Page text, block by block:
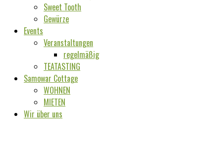
Sweet Tooth
Gewürze
Events
Veranstaltungen
regelmäßig
TEATASTING
Samowar Cottage
WOHNEN
MIETEN
Wir über uns